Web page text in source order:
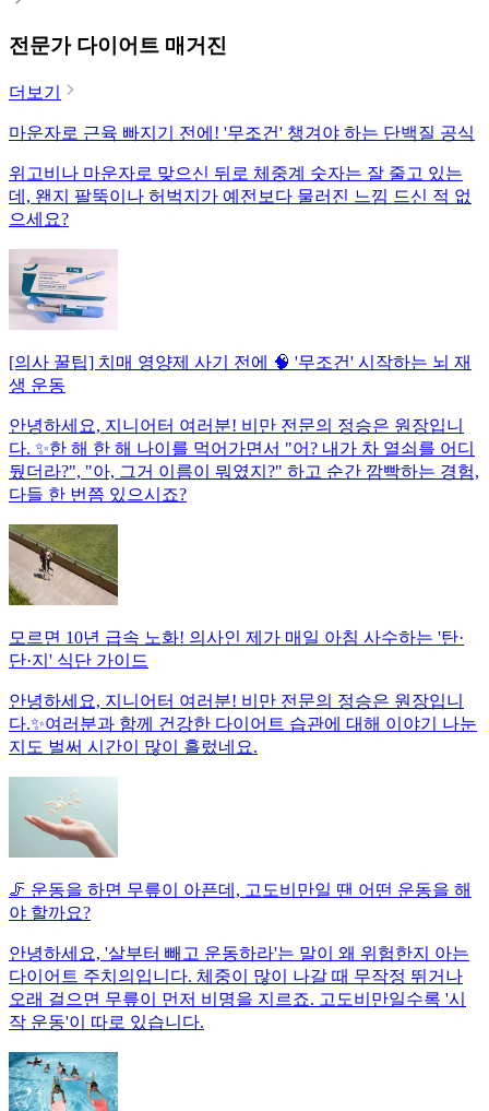
전문가 다이어트 매거진
더보기
마운자로 근육 빠지기 전에! '무조건' 챙겨야 하는 단백질 공식
위고비나 마운자로 맞으신 뒤로 체중계 숫자는 잘 줄고 있는
데, 왠지 팔뚝이나 허벅지가 예전보다 물러진 느낌 드신 적 없
으세요?
[의사 꿀팁] 치매 영양제 사기 전에 🧠 '무조건' 시작하는 뇌 재
생 운동
안녕하세요, 지니어터 여러분! 비만 전문의 정승은 원장입니
다. ✨한 해 한 해 나이를 먹어가면서 "어? 내가 차 열쇠를 어디
뒀더라?", "아, 그거 이름이 뭐였지?" 하고 순간 깜빡하는 경험,
다들 한 번쯤 있으시죠?
모르면 10년 급속 노화! 의사인 제가 매일 아침 사수하는 '탄·
단·지' 식단 가이드
안녕하세요, 지니어터 여러분! 비만 전문의 정승은 원장입니
다.✨여러분과 함께 건강한 다이어트 습관에 대해 이야기 나눈
지도 벌써 시간이 많이 흘렀네요.
🦵 운동을 하면 무릎이 아픈데, 고도비만일 땐 어떤 운동을 해
야 할까요?
안녕하세요, '살부터 빼고 운동하라'는 말이 왜 위험한지 아는
다이어트 주치의입니다. 체중이 많이 나갈 때 무작정 뛰거나
오래 걸으면 무릎이 먼저 비명을 지르죠. 고도비만일수록 '시
작 운동'이 따로 있습니다.